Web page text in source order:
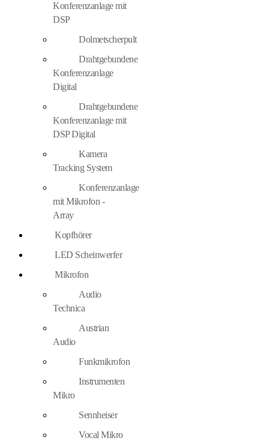
Konferenzanlage mit
DSP
Dolmetscherpult
Drahtgebundene
Konferenzanlage
Digital
Drahtgebundene
Konferenzanlage mit
DSP Digital
Kamera
Tracking System
Konferenzanlage
mit Mikrofon -
Array
Kopfhörer
LED Scheinwerfer
Mikrofon
Audio
Technica
Austrian
Audio
Funkmikrofon
Instrumenten
Mikro
Sennheiser
Vocal Mikro